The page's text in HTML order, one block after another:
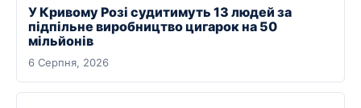
У Кривому Розі судитимуть 13 людей за
підпільне виробництво цигарок на 50
мільйонів
6 Серпня, 2026